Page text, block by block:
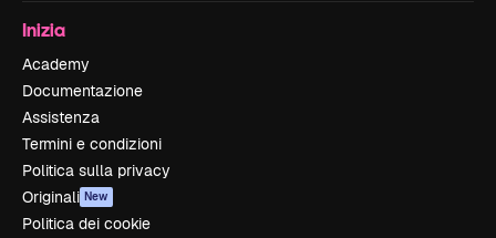
Inizia
Academy
Documentazione
Assistenza
Termini e condizioni
Politica sulla privacy
Originali New
Politica dei cookie